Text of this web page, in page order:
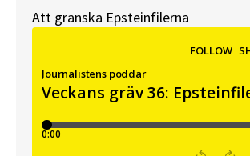
Att granska Epsteinfilerna